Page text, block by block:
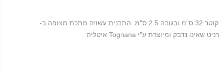
תבנית אפיה לפיצה בקוטר 32 ס"מ ובגובה 2.5 ס"מ. התבנית עשויה מתכת מצופה ב-